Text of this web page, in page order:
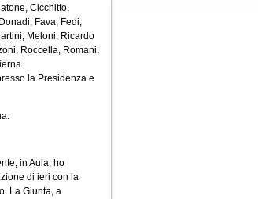
Cicchitto,
Fava, Fedi,
Meloni, Ricardo
Roccella, Romani,
la Presidenza e
in Aula, ho
di ieri con la
La Giunta, a